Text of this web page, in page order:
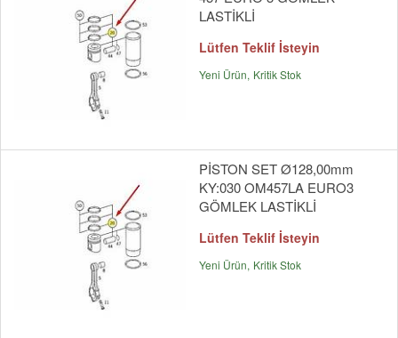
LASTİKLİ
Lütfen Teklif İsteyin
Yeni Ürün Kritik Stok
PİSTON SET Ø128,00mm
KY:030 OM457LA EURO3
GÖMLEK LASTİKLİ
Lütfen Teklif İsteyin
Yeni Ürün Kritik Stok